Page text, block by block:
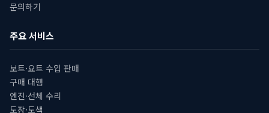
문의하기
주요 서비스
보트·요트 수입 판매
구매 대행
엔진·선체 수리
도장·도색